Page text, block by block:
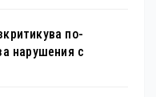
по-
нарушения с